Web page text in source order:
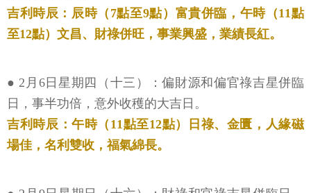
吉利時辰：辰時（7點至9點）富貴併臨，午時（11點
至12點）文昌、財祿併旺，事業興盛，業績長紅。
● 2月6日星期四（十三）：偏財源和偏官祿吉星併臨
日，事半功倍，意外收穫的大吉日。
吉利時辰：午時（11點至12點）日祿、金匱，人緣磁
場佳，名利雙收，福氣綿長。